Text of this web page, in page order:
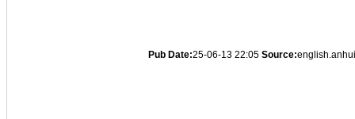
Pub Date:25-06-13 22:05 Source: